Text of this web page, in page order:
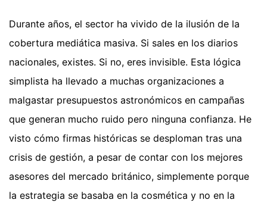
Durante años, el sector ha vivido de la ilusión de la
cobertura mediática masiva. Si sales en los diarios
nacionales, existes. Si no, eres invisible. Esta lógica
simplista ha llevado a muchas organizaciones a
malgastar presupuestos astronómicos en campañas
que generan mucho ruido pero ninguna confianza. He
visto cómo firmas históricas se desploman tras una
crisis de gestión, a pesar de contar con los mejores
asesores del mercado británico, simplemente porque
la estrategia se basaba en la cosmética y no en la